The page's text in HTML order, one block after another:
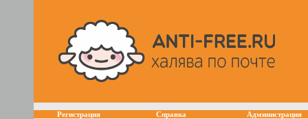
Регистрация Справка Администрация